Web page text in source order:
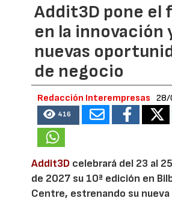
Addit3D pone el
en la innovación
nuevas
de negocio
Redacción Interempresas 28/
416
Addit3D celebrará del 23 al
de 2027 su 10ª edición en
Centre, estrenando su